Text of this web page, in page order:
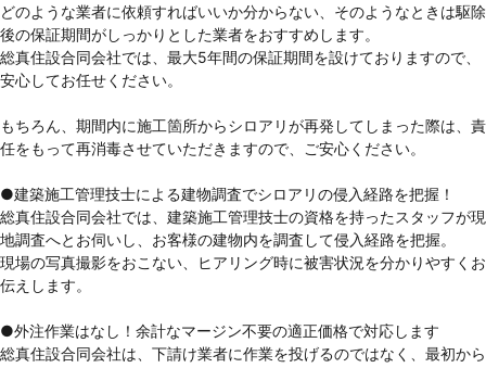
どのような業者に依頼すればいいか分からない、そのようなときは駆除
後の保証期間がしっかりとした業者をおすすめします。
総真住設合同会社では、最大5年間の保証期間を設けておりますので、
安心してお任せください。
もちろん、期間内に施工箇所からシロアリが再発してしまった際は、責
任をもって再消毒させていただきますので、ご安心ください。
●建築施工管理技士による建物調査でシロアリの侵入経路を把握！
総真住設合同会社では、建築施工管理技士の資格を持ったスタッフが現
地調査へとお伺いし、お客様の建物内を調査して侵入経路を把握。
現場の写真撮影をおこない、ヒアリング時に被害状況を分かりやすくお
伝えします。
●外注作業はなし！余計なマージン不要の適正価格で対応します
総真住設合同会社は、下請け業者に作業を投げるのではなく、最初から